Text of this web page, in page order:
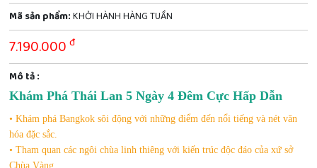
Mã sản phẩm:KHỞI HÀNH HÀNG TUẦN
7.190.000 đ
Mô tả :
Khám Phá Thái Lan 5 Ngày 4 Đêm Cực Hấp Dẫn
• Khám phá Bangkok sôi động với những điểm đến nổi tiếng và nét văn
hóa đặc sắc.
• Tham quan các ngôi chùa linh thiêng với kiến trúc độc đáo của xứ sở
Chùa Vàng.